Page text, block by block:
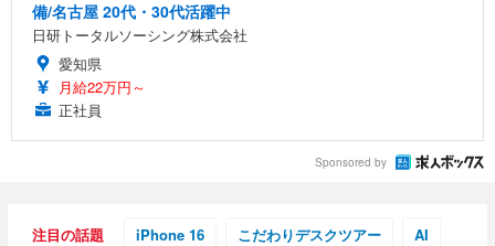
備/名古屋 20代・30代活躍中
日研トータルソーシング株式会社
愛知県
月給22万円～
正社員
Sponsored by
注目の話題 iPhone 16 こだわりデスクツアー AI